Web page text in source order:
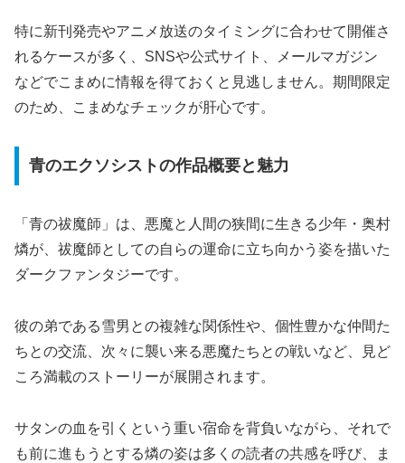
特に新刊発売やアニメ放送のタイミングに合わせて開催さ
れるケースが多く、SNSや公式サイト、メールマガジン
などでこまめに情報を得ておくと見逃しません。期間限定
のため、こまめなチェックが肝心です。
青のエクソシストの作品概要と魅力
「青の祓魔師」は、悪魔と人間の狭間に生きる少年・奥村
燐が、祓魔師としての自らの運命に立ち向かう姿を描いた
ダークファンタジーです。
彼の弟である雪男との複雑な関係性や、個性豊かな仲間た
ちとの交流、次々に襲い来る悪魔たちとの戦いなど、見ど
ころ満載のストーリーが展開されます。
サタンの血を引くという重い宿命を背負いながら、それで
も前に進もうとする燐の姿は多くの読者の共感を呼び、ま